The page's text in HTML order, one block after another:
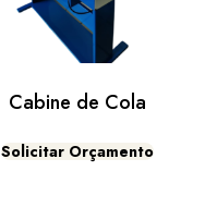
Cabine de Cola
Solicitar Orçamento